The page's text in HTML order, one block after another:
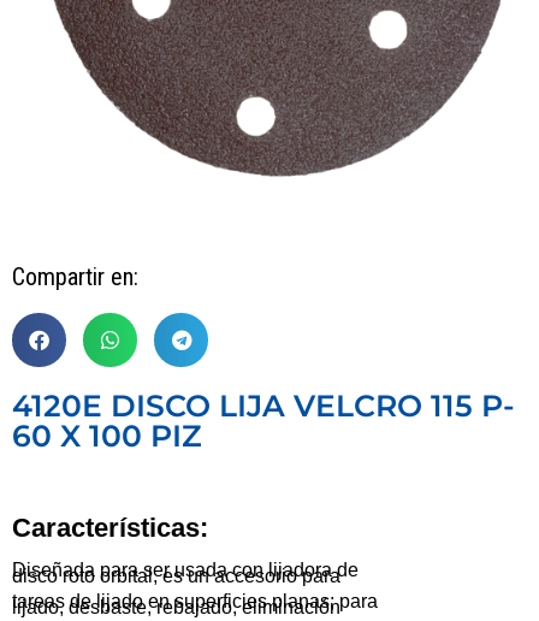
Compartir en:
4120E DISCO LIJA VELCRO 115 P-
60 X 100 PIZ
Características:
Diseñada para ser usada con lijadora de
disco roto orbital, es un accesorio para
tareas de lijado en superficies planas; para
lijado, desbaste, rebajado, eliminación